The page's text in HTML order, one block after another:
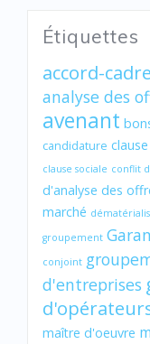
Étiquettes
accord-cadre
analyse des
avenant
candidature
clause sociale conflit
d'analyse des
marché
groupement
conjoint
d'entreprises
maître d'oeuvre